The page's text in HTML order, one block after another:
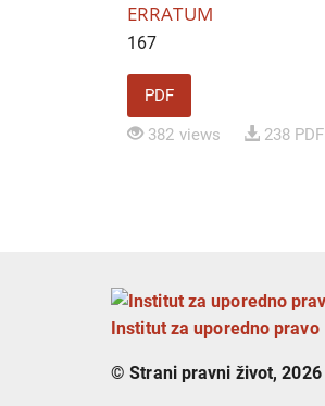
ERRATUM
167
PDF
382 views
238 PDF
Institut za uporedno pravo
© Strani pravni život, 2026